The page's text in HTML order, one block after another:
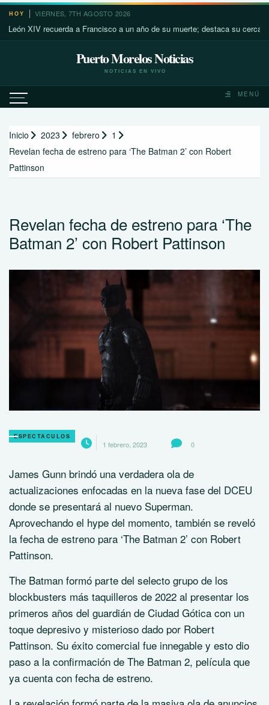
Saltar
contenido
HOY VIERNES, 7TH AGOSTO 2026
XIV recuerda a Francisco a un año de su muerte; destaca su cercanía con
Puerto Morelos Noticias
NOTICIAS EN VIVO
MENÚ
Inicio 2023 febrero
1
Revelan fecha de estreno para ‘The Batman 2’ con Robert
Pattinson
Revelan fecha de estreno para ‘The
Batman 2’ con Robert Pattinson
ESPECTACULOS
1 febrero, 2023 0
James Gunn brindó una verdadera ola de
actualizaciones enfocadas en la nueva fase del DCEU
donde se presentará al nuevo Superman.
Aprovechando el hype del momento, también se reveló
la fecha de estreno para ‘The Batman 2’ con Robert
Pattinson.
The Batman formó parte del selecto grupo de los
blockbusters más taquilleros de 2022 al presentar los
primeros años del guardián de Ciudad Gótica con un
toque depresivo y misterioso dado por Robert
Pattinson. Su éxito comercial fue innegable y esto dio
paso a la confirmación de The Batman 2, película que
ya cuenta con fecha de estreno.